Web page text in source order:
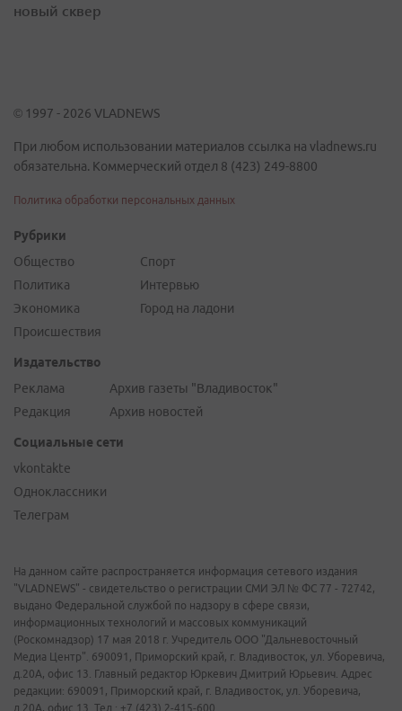
новый сквер
© 1997 - 2026 VLADNEWS
При любом использовании материалов ссылка на vladnews.ru
обязательна. Коммерческий отдел 8 (423) 249-8800
Политика обработки персональных данных
Рубрики
Общество
Политика
Экономика
Происшествия
Спорт
Интервью
Город на ладони
Издательство
Реклама
Редакция
Архив газеты "Владивосток"
Архив новостей
Социальные сети
vkontakte
Одноклассники
Телеграм
На данном сайте распространяется информация сетевого издания
"VLADNEWS" - свидетельство о регистрации СМИ ЭЛ № ФС 77 - 72742,
выдано Федеральной службой по надзору в сфере связи,
информационных технологий и массовых коммуникаций
(Роскомнадзор) 17 мая 2018 г. Учредитель ООО "Дальневосточный
Медиа Центр". 690091, Приморский край, г. Владивосток, ул. Уборевича,
д.20А, офис 13. Главный редактор Юркевич Дмитрий Юрьевич. Адрес
редакции: 690091, Приморский край, г. Владивосток, ул. Уборевича,
д.20А, офис 13. Тел.: +7 (423) 2-415-600.